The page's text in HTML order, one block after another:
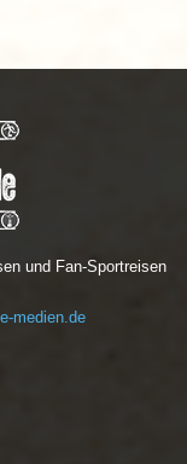
und Fan-Sportreisen
medien.de